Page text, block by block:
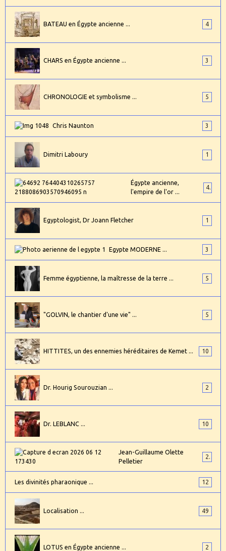
BATEAU en Égypte ancienne ... 4
CHARS en Égypte ancienne ... 3
CHRONOLOGIE et symbolisme ... 5
Chris Naunton 3
Dimitri Laboury 1
Égypte ancienne,
l'empire de l'or ...
4
Egyptologist, Dr Joann Fletcher 1
Egypte MODERNE ... 3
Femme égyptienne, la maîtresse de la terre ... 5
"GOLVIN, le chantier d'une vie" ... 5
HITTITES, un des ennemies héréditaires de Kemet ... 10
Dr. Hourig Sourouzian ... 2
Dr. LEBLANC ... 10
Jean-Guillaume Olette
Pelletier
2
Les divinités pharaonique ... 12
Localisation ... 49
LOTUS en Égypte ancienne ... 2